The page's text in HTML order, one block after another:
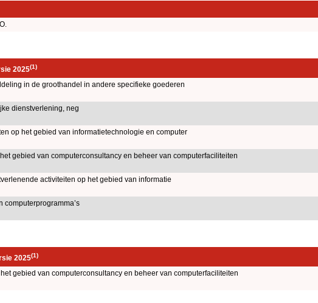
2025(1)
in de groothandel in andere specifieke goederen
dienstverlening, neg
op het gebied van informatietechnologie en computer
gebied van computerconsultancy en beheer van computerfaciliteiten
activiteiten op het gebied van informatie
computerprogramma’s
2025(1)
gebied van computerconsultancy en beheer van computerfaciliteiten